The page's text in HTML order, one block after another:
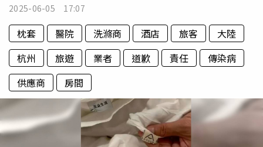
2025-06-05 17:07
枕套 醫院 洗滌商 酒店 旅客
大陸
杭州
旅遊 業者 道歉 責任
傳染病
供應商
房間